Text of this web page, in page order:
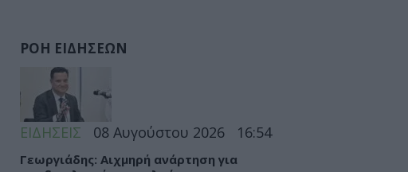
ΡΟΗ ΕΙΔΗΣΕΩΝ
ΕΙΔΗΣΕΙΣ 08 Αυγούστου 2026 16:54
Γεωργιάδης: Αιχμηρή ανάρτηση για